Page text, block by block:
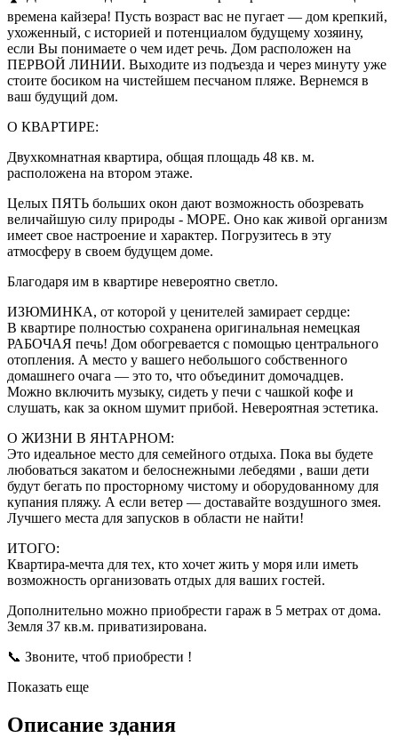
времена кайзера! Пусть возраст вас не пугает — дом крепкий,
ухоженный, с историей и потенциалом будущему хозяину,
если Вы понимаете о чем идет речь. Дом расположен на
ПЕРВОЙ ЛИНИИ. Выходите из подъезда и через минуту уже
стоите босиком на чистейшем песчаном пляже. Вернемся в
ваш будущий дом.
О КВАРТИРЕ:
Двухкомнатная квартира, общая площадь 48 кв. м.
расположена на втором этаже.
Целых ПЯТЬ больших окон дают возможность обозревать
величайшую силу природы - МОРЕ. Оно как живой организм
имеет свое настроение и характер. Погрузитесь в эту
атмосферу в своем будущем доме.
Благодаря им в квартире невероятно светло.
ИЗЮМИНКА, от которой у ценителей замирает сердце:
В квартире полностью сохранена оригинальная немецкая
РАБОЧАЯ печь! Дом обогревается с помощью центрального
отопления. А место у вашего небольшого собственного
домашнего очага — это то, что объединит домочадцев.
Можно включить музыку, сидеть у печи с чашкой кофе и
слушать, как за окном шумит прибой. Невероятная эстетика.
О ЖИЗНИ В ЯНТАРНОМ:
Это идеальное место для семейного отдыха. Пока вы будете
любоваться закатом и белоснежными лебедями , ваши дети
будут бегать по просторному чистому и оборудованному для
купания пляжу. А если ветер — доставайте воздушного змея.
Лучшего места для запусков в области не найти!
ИТОГО:
Квартира-мечта для тех, кто хочет жить у моря или иметь
возможность организовать отдых для ваших гостей.
Дополнительно можно приобрести гараж в 5 метрах от дома.
Земля 37 кв.м. приватизирована.
📞 Звоните, чтоб приобрести !
Показать еще
Описание здания